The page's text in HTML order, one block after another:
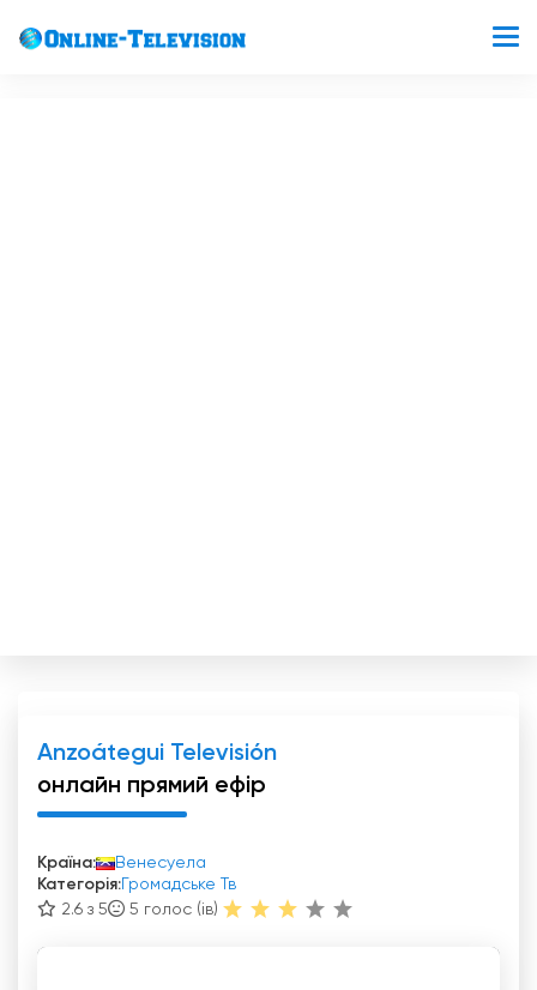
Anzoátegui Televisión
онлайн прямий ефір
Країна:
Венесуела
Категорія: Громадське Тв
2.6 з 5
5 голос (ів)